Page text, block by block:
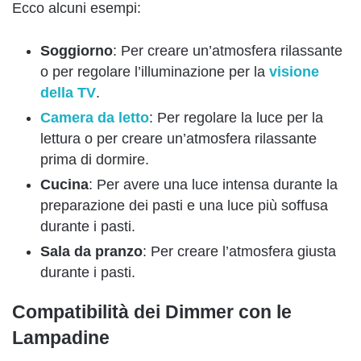
Ecco alcuni esempi:
Soggiorno: Per creare un’atmosfera rilassante
o per regolare l’illuminazione per la visione
della TV.
Camera da letto: Per regolare la luce per la
lettura o per creare un’atmosfera rilassante
prima di dormire.
Cucina: Per avere una luce intensa durante la
preparazione dei pasti e una luce più soffusa
durante i pasti.
Sala da pranzo: Per creare l’atmosfera giusta
durante i pasti.
Compatibilità dei Dimmer con le
Lampadine